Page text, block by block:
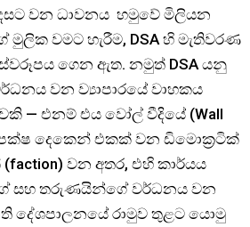
වන ධාවනය හමුවේ මිලියන
මුලික වමට හැරීම, DSA හි මැතිවරණ
ගෙන ඇත. නමුත් DSA යනු
වන ව්‍යාපාරයේ වාහකය
— එනම් එය වෝල් වීදියේ (Wall
පක්ෂ දෙකෙන් එකක් වන ඩිමොක්‍රටික්
වන අතර, එහි කාර්යය
සහ තරුණයින්ගේ වර්ධනය වන
දේශපාලනයේ රාමුව තුළට යොමු